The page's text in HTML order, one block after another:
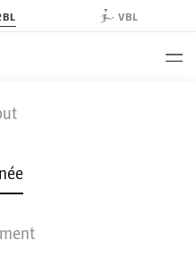
VBL
STP
STATISTIQUES